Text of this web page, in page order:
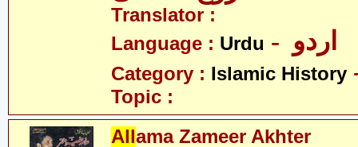
Translator :
Language : Urdu
Category : Islamic History
Topic :
Allama Zameer Akhter